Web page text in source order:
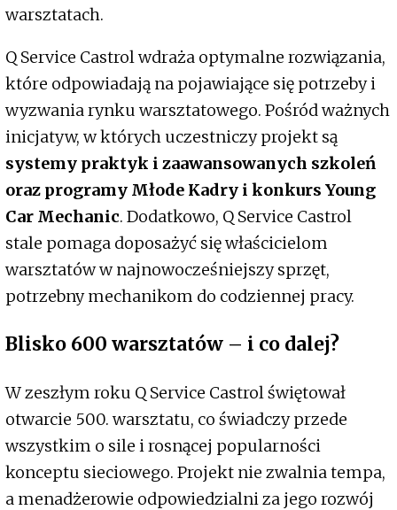
warsztatach.
Q Service Castrol wdraża optymalne rozwiązania,
które odpowiadają na pojawiające się potrzeby i
wyzwania rynku warsztatowego. Pośród ważnych
inicjatyw, w których uczestniczy projekt są
systemy praktyk i zaawansowanych szkoleń
oraz programy Młode Kadry i konkurs Young
Car Mechanic. Dodatkowo, Q Service Castrol
stale pomaga doposażyć się właścicielom
warsztatów w najnowocześniejszy sprzęt,
potrzebny mechanikom do codziennej pracy.
Blisko 600 warsztatów – i co dalej?
W zeszłym roku Q Service Castrol świętował
otwarcie 500. warsztatu, co świadczy przede
wszystkim o sile i rosnącej popularności
konceptu sieciowego. Projekt nie zwalnia tempa,
a menadżerowie odpowiedzialni za jego rozwój